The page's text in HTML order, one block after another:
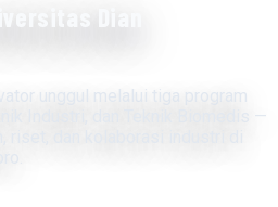
Dian
unggul melalui tiga program
Industri, dan Teknik Biomedis —